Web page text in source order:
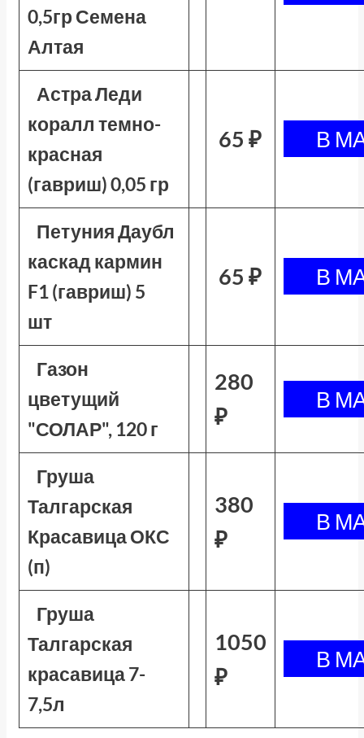
0,5гр Семена
Алтая
Астра Леди
коралл темно-
красная
(гавриш) 0,05 гр
65 ₽
Петуния Даубл
каскад кармин
F1 (гавриш) 5
шт
65 ₽
Газон
цветущий
"СОЛАР", 120 г
280
₽
Груша
Талгарская
Красавица ОКС
(п)
380
₽
Груша
Талгарская
красавица 7-
7,5л
1050
₽